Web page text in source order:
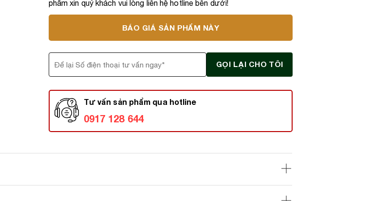
phẩm xin quý khách vui lòng liên hệ hotline bên dưới!
BÁO GIÁ SẢN PHẨM NÀY
Tư vấn sản phẩm qua hotline
0917 128 644